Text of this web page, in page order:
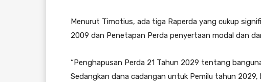
Menurut Timotius, ada tiga Raperda yang cukup
2009 dan Penetapan Perda penyertaan modal dan
“Penghapusan Perda 21 Tahun 2029 tentang
Sedangkan dana cadangan untuk Pemilu tahun